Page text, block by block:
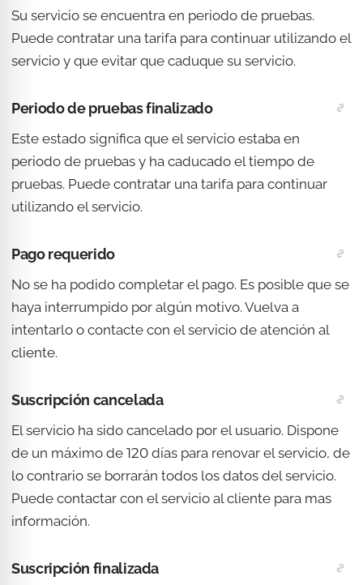
Su servicio se encuentra en periodo de pruebas.
Puede contratar una tarifa para continuar utilizando el
servicio y que evitar que caduque su servicio.
Periodo de pruebas finalizado
Este estado significa que el servicio estaba en
periodo de pruebas y ha caducado el tiempo de
pruebas. Puede contratar una tarifa para continuar
utilizando el servicio.
Pago requerido
No se ha podido completar el pago. Es posible que se
haya interrumpido por algún motivo. Vuelva a
intentarlo o contacte con el servicio de atención al
cliente.
Suscripción cancelada
El servicio ha sido cancelado por el usuario. Dispone
de un máximo de 120 días para renovar el servicio, de
lo contrario se borrarán todos los datos del servicio.
Puede contactar con el servicio al cliente para mas
información.
Suscripción finalizada